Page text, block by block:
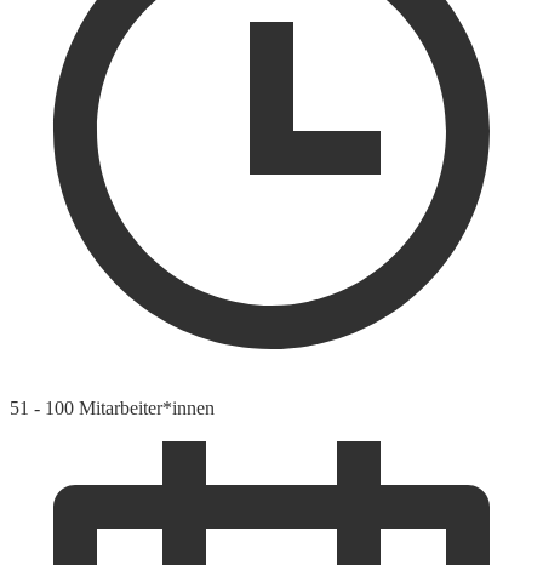
51 - 100 Mitarbeiter*innen